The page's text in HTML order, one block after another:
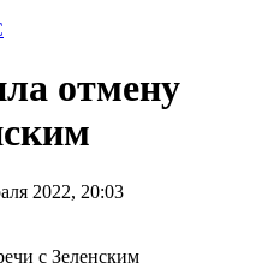
отмену
2022, 20:03